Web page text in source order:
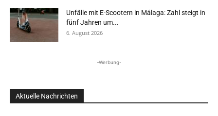
Unfälle mit E-Scootern in Málaga: Zahl steigt in
fünf Jahren um...
6. August 2026
-Werbung-
Aktuelle Nachrichten